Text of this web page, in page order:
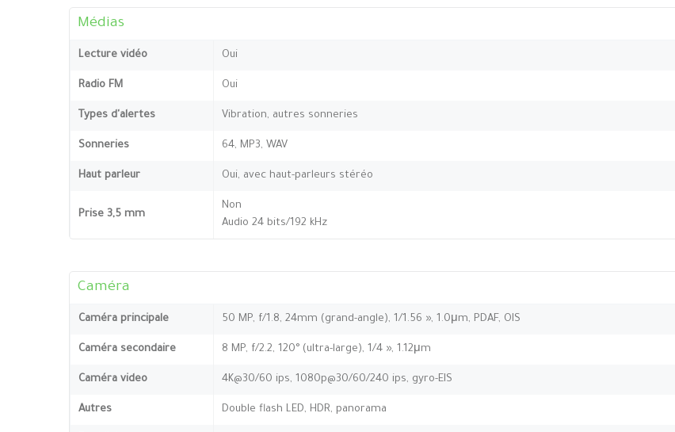
Médias
Lecture vidéo Oui
Radio FM Oui
Types d'alertes Vibration, autres sonneries
Sonneries 64, MP3, WAV
Haut parleur Oui, avec haut-parleurs stéréo
Prise 3,5 mm
Non
Audio 24 bits/192 kHz
Caméra
Caméra principale 50 MP, f/1.8, 24mm (grand-angle), 1/1.56 », 1.0μm, PDAF, OIS
Caméra secondaire 8 MP, f/2.2, 120° (ultra-large), 1/4 », 1.12μm
Caméra video 4K@30/60 ips, 1080p@30/60/240 ips, gyro-EIS
Autres Double flash LED, HDR, panorama